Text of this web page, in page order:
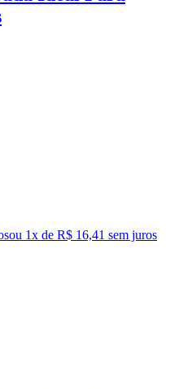
ou 1x de R$ 16,41 sem juros